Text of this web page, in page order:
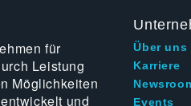
für
Leistung
Möglichkeiten
und
Über uns
Karriere
Events